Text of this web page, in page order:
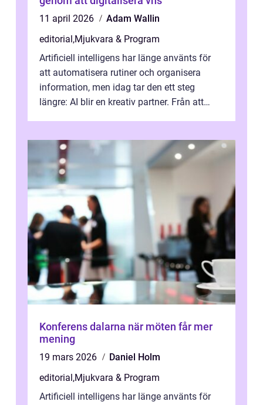
11 april 2026
Adam Wallin
editorial,Mjukvara & Program
Artificiell intelligens har länge använts för
att automatisera rutiner och organisera
information, men idag tar den ett steg
längre: AI blir en kreativ partner. Från att
Konferens dalarna när möten får mer
mening
19 mars 2026
Daniel Holm
editorial,Mjukvara & Program
Artificiell intelligens har länge använts för